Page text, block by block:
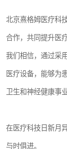
北京熹格姆医疗科
合作，共同提升医
我们相信，通过采
医疗设备，能够为
卫生和神经健康事
在医疗科技日新月
与时俱进。